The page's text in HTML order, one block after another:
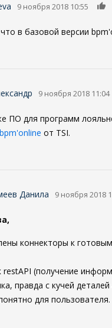
9 ноября 2018 10:55
в базовой версии
9 ноября 2018 11:04
ПО для программ
от TSI.
Данила 9 ноября 2018
коннекторы к
restAPI (получение
правда с кучей
для